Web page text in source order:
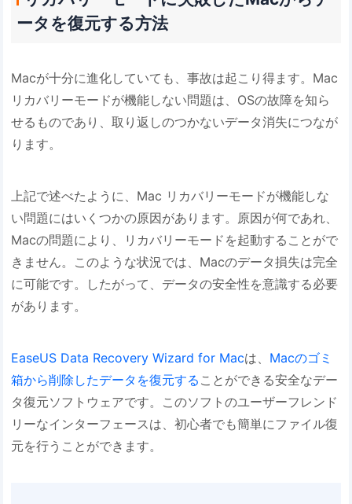
ータを復元する方法
Macが十分に進化していても、事故は起こり得ます。Mac
リカバリーモードが機能しない問題は、OSの故障を知ら
せるものであり、取り返しのつかないデータ消失につなが
ります。
上記で述べたように、Mac リカバリーモードが機能しな
い問題にはいくつかの原因があります。原因が何であれ、
Macの問題により、リカバリーモードを起動することがで
きません。このような状況では、Macのデータ損失は完全
に可能です。したがって、データの安全性を意識する必要
があります。
EaseUS Data Recovery Wizard for Macは、 Macのゴミ
箱から削除したデータを復元する ことができる安全なデー
タ復元ソフトウェアです。このソフトのユーザーフレンド
リーなインターフェースは、初心者でも簡単にファイル復
元を行うことができます。